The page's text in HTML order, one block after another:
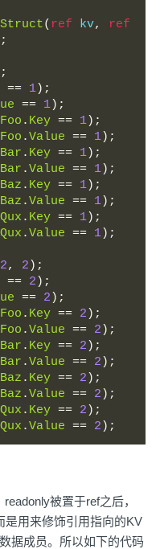
( ref kv,
ref
;
== 1);
== 1);
Foo . Key == 1);
Foo .Value == 1);
Bar . Key == 1);
Bar .Value == 1);
Baz . Key == 1);
Baz .Value == 1);
Qux . Key == 1);
Qux .Value == 1);
2, 2 );
== 2 );
== 2 );
Foo . Key == 2 );
Foo .Value == 2 );
Bar . Key == 2 );
Bar .Value == 2 );
Baz . Key == 2 );
Baz .Value == 2 );
Qux . Key == 2 );
Qux .Value == 2 );
被置于ref之后，
是用来修饰引用指向的KV
据成员。所以如下的代码